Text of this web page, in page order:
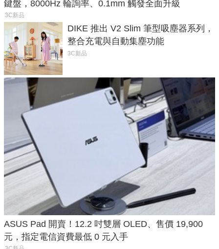
鍵盤，8000Hz 輪詢率、0.1mm 觸發全面升級
3C新品
DIKE 推出 V2 Slim 筆型吸塵器系列，
整合充電與自動集塵功能
3C新品
ASUS Pad 開賣！12.2 吋雙層 OLED、售價 19,900
元，指定電信資費最低 0 元入手